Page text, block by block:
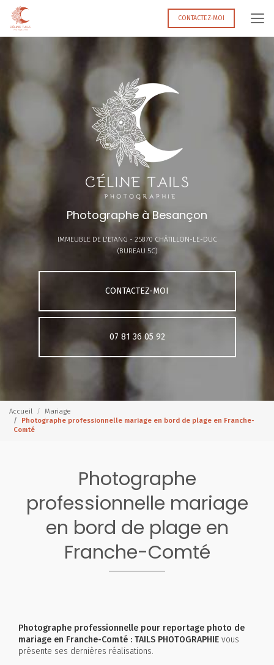
Aller
contenu
CONTACTEZ-MOI
Photographe à Besançon
IMMEUBLE DE L'ETANG - 25870 CHÂTILLON-LE-DUC
(BUREAU 5C)
CONTACTEZ-MOI
07 81 36 05 92
Accueil
Mariage
Photographe professionnelle mariage en bord de plage en Franche-
Comté
Photographe
professionnelle mariage
en bord de plage en
Franche-Comté
Photographe professionnelle pour reportage photo de
mariage en Franche-Comté : TAILS PHOTOGRAPHIE vous
présente ses dernières réalisations.